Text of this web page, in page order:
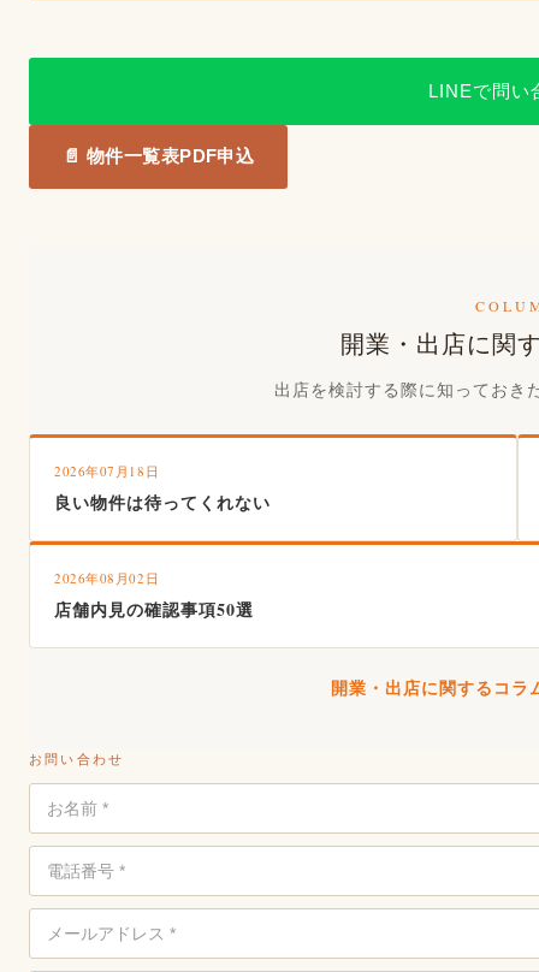
LINEで問い
📄 物件一覧表PDF申込
開業・出店に関
出店を検討する際に知っておき
2026年07月18日
良い物件は待ってくれない
2026年08月02日
店舗内見の確認事項50選
開業・出店に関するコラ
お問い合わせ